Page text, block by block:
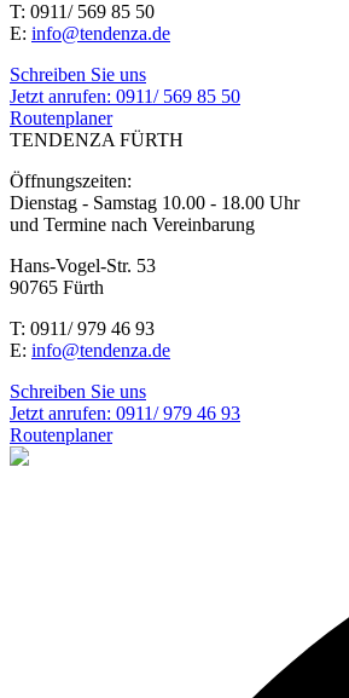
T: 0911/ 569 85 50
E: info@tendenza.de
Schreiben Sie uns
Jetzt anrufen: 0911/ 569 85 50
Routenplaner
TENDENZA FÜRTH
Öffnungszeiten:
Dienstag - Samstag 10.00 - 18.00 Uhr
und Termine nach Vereinbarung
Hans-Vogel-Str. 53
90765 Fürth
T: 0911/ 979 46 93
E: info@tendenza.de
Schreiben Sie uns
Jetzt anrufen: 0911/ 979 46 93
Routenplaner